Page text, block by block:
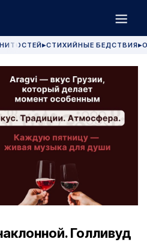
▶СТИХИЙНЫЕ БЕДСТВИЯ▶
Голливуд